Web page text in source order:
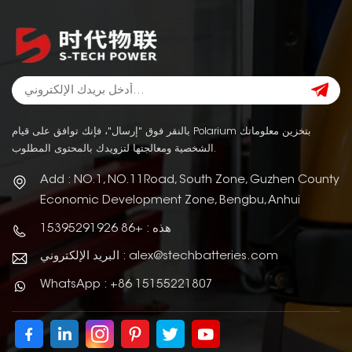
بالنقر فوق "إرسال"، فإنك توافق على قيام Polarium بتخزين معلوماتك
الشخصية ومعالجتها لتزويدك بالمحتوى المطلوب.
Add : NO.1, NO.11Road, South Zone, Guzhen County
Economic Development Zone, Bengbu, Anhui
هذه : +86 15395291926
البريد الإلكتروني : alex@stechbatteries.com
WhatsApp : +86 15155221807